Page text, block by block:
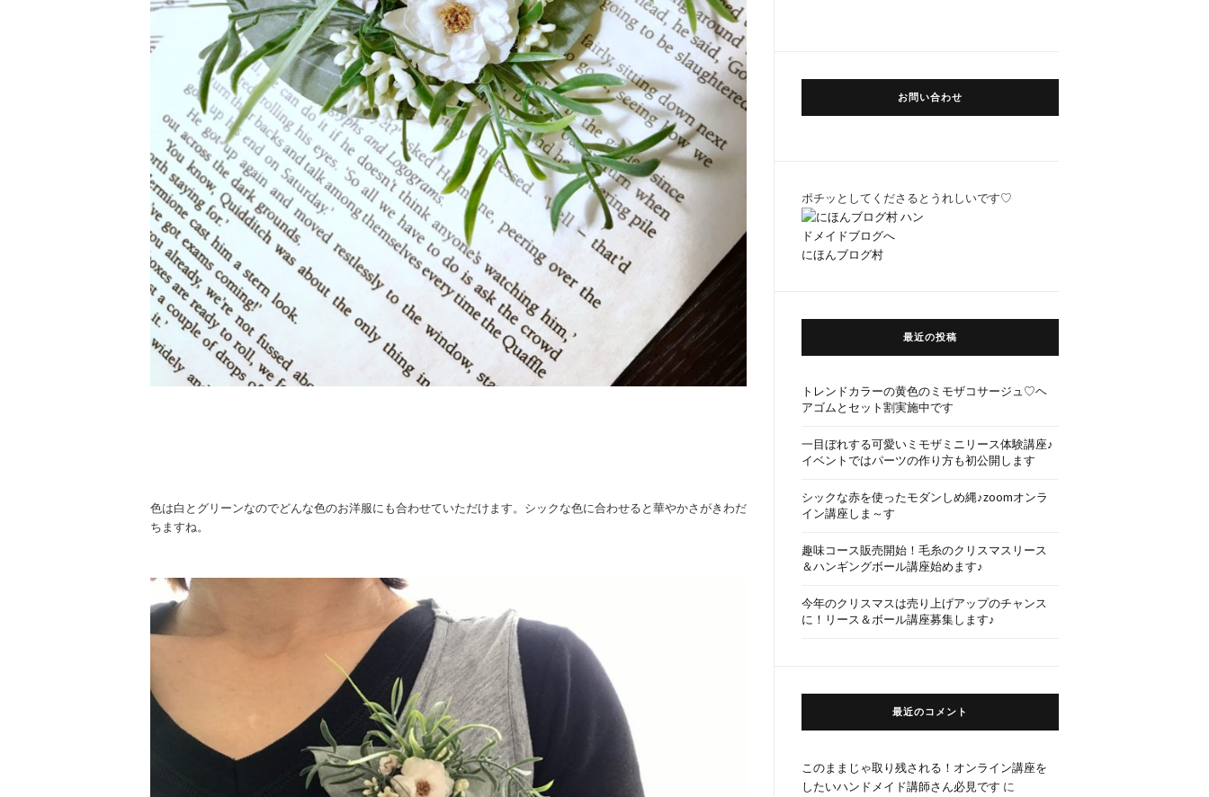
​色は白とグリーンなのでどんな色のお洋服にも合わせていただけます。シックな色に合わせると華やかさがきわだ
ちますね。
お問い合わせ
ポチッとしてくださるとうれしいです♡
にほんブログ村
最近の投稿
トレンドカラーの黄色のミモザコサージュ♡ヘ
アゴムとセット割実施中です
一目ぼれする可愛いミモザミニリース体験講座♪
イベントではパーツの作り方も初公開します
シックな赤を使ったモダンしめ縄♪zoomオンラ
イン講座しま～す
趣味コース販売開始！毛糸のクリスマスリース
＆ハンギングボール講座始めます♪
今年のクリスマスは売り上げアップのチャンス
に！リース＆ボール講座募集します♪
最近のコメント
このままじゃ取り残される！オンライン講座を
したいハンドメイド講師さん必見です に